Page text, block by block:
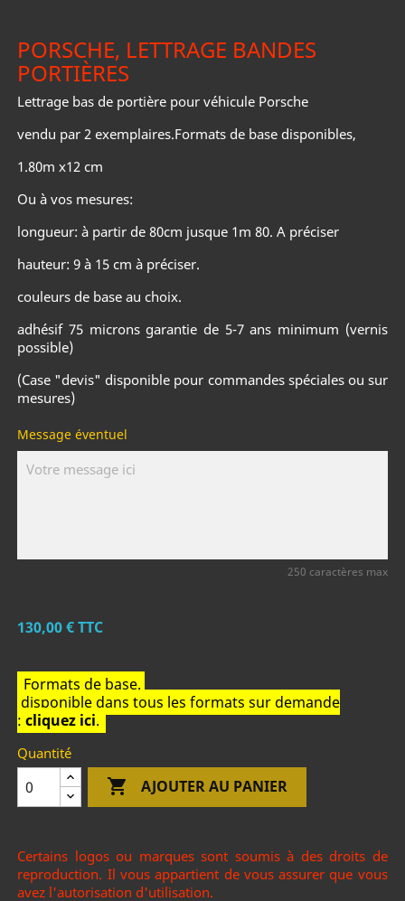
PORSCHE, LETTRAGE BANDES
PORTIÈRES
Lettrage bas de portière pour véhicule Porsche
vendu par 2 exemplaires.Formats de base disponibles,
1.80m x12 cm
Ou à vos mesures:
longueur: à partir de 80cm jusque 1m 80. A préciser
hauteur: 9 à 15 cm à préciser.
couleurs de base au choix.
adhésif 75 microns garantie de 5-7 ans minimum (vernis
possible)
(Case "devis" disponible pour commandes spéciales ou sur
mesures)
Message éventuel
250 caractères max
130,00 €TTC
Formats de base.
disponible dans tous les formats sur demande
:cliquez ici.
Quantité
 AJOUTER AU PANIER
Certains logos ou marques sont soumis à des droits de
reproduction. Il vous appartient de vous assurer que vous
avez l'autorisation d'utilisation.